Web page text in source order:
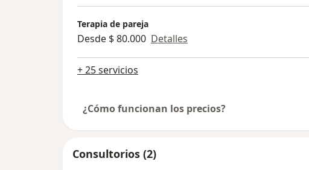
Terapia de pareja
Desde $ 80.000 Detalles
+ 25 servicios
¿Cómo funcionan los precios?
Consultorios (2)